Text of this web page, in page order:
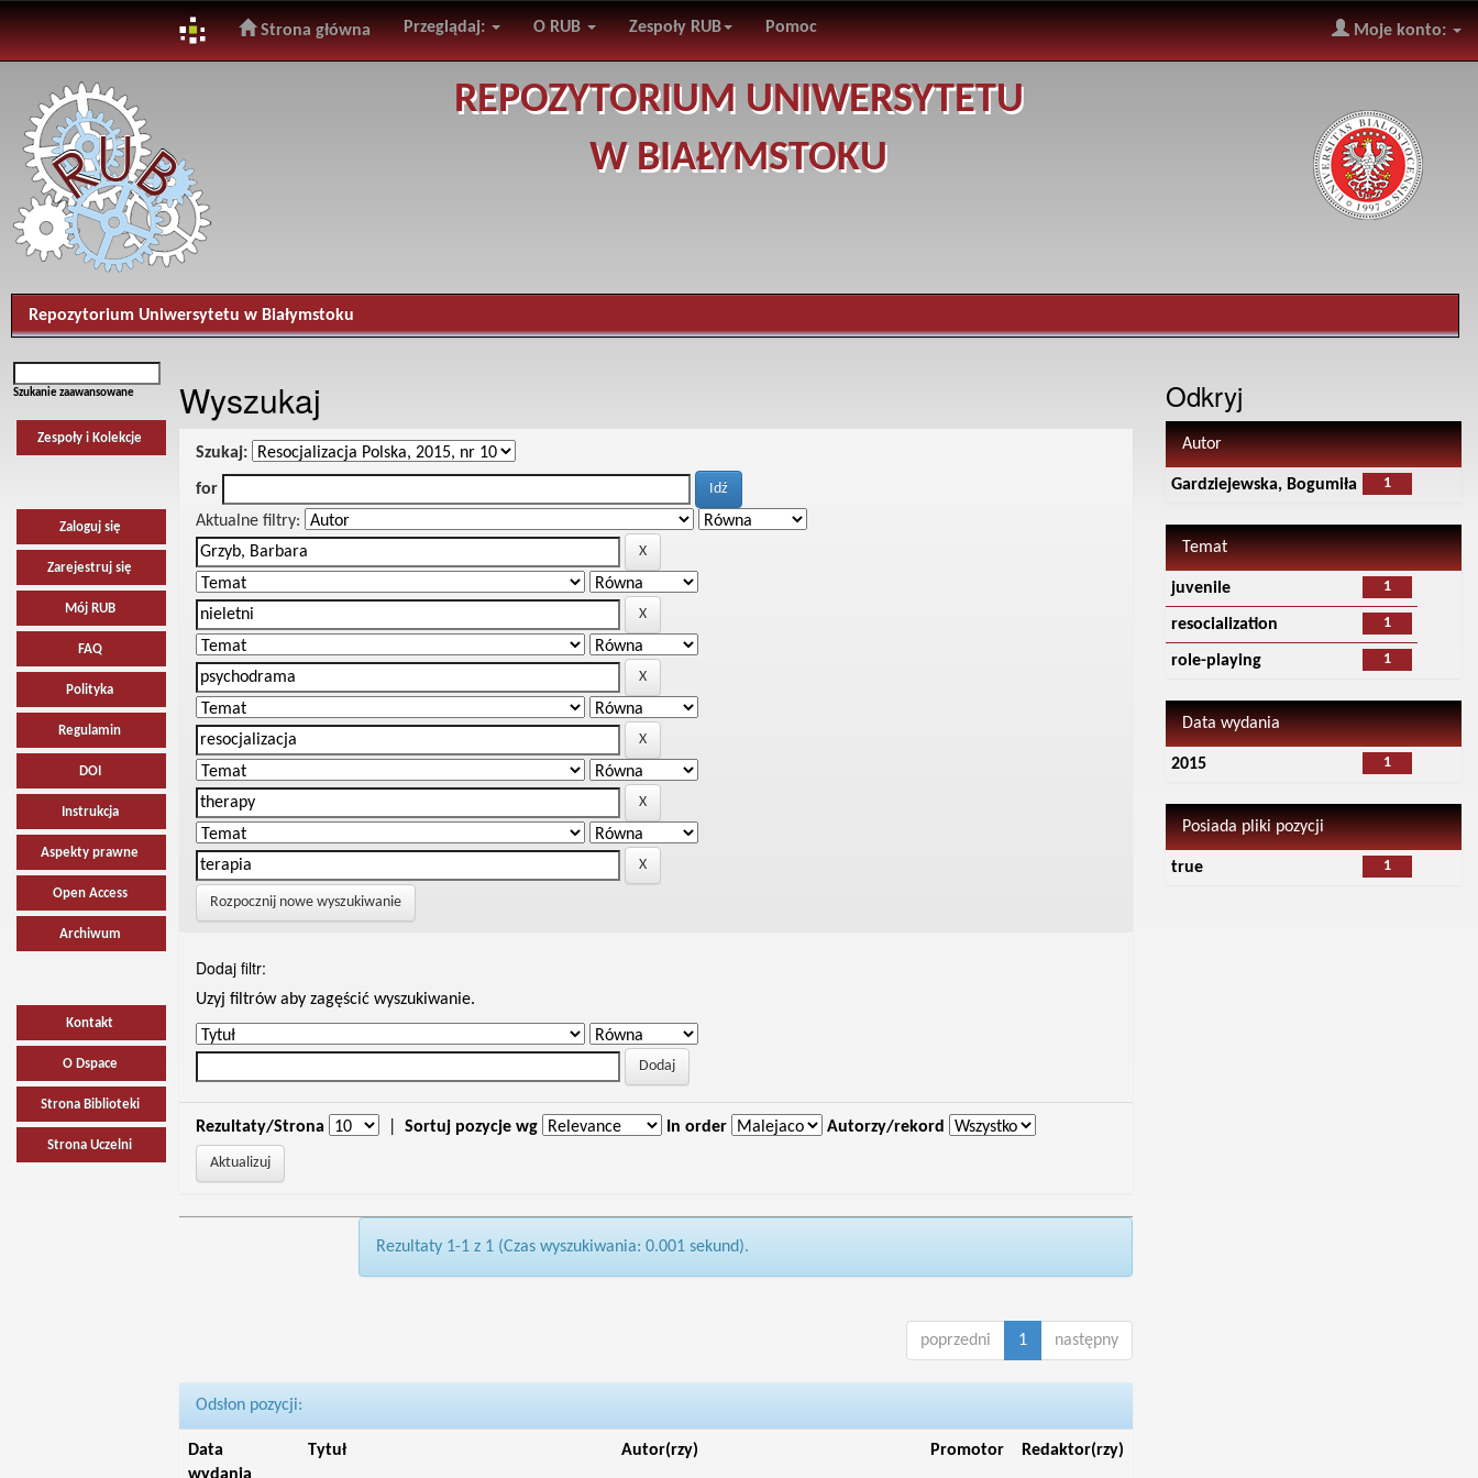
navigation
Strona główna Przeglądaj: O RUB Zespoły RUB Pomoc Moje konto:
REPOZYTORIUM UNIWERSYTETU
W BIAŁYMSTOKU
Repozytorium Uniwersytetu w Białymstoku
Szukanie zaawansowane
Zespoły i Kolekcje
Zaloguj się
Zarejestruj się
Mój RUB
FAQ
Polityka
Regulamin
DOI
Instrukcja
Aspekty prawne
Open Access
Archiwum
Kontakt
O Dspace
Strona Biblioteki
Strona Uczelni
Wyszukaj
Szukaj:
for
Aktualne filtry:
Rozpocznij nowe wyszukiwanie
Dodaj filtr:
Uzyj filtrów aby zagęścić wyszukiwanie.
Rezultaty/Strona Sortuj pozycje wg In order Autorzy/rekord
Rezultaty 1-1 z 1 (Czas wyszukiwania: 0.001 sekund).
poprzedni 1 następny
Odsłon pozycji:
Data
Tytuł Autor(rzy) Promotor Redaktor(rzy)
Odkryj
Autor
1
Gardziejewska, Bogumiła
Temat
1
juvenile
1
resocialization
1
role-playing
Data wydania
1
2015
Posiada pliki pozycji
1
true